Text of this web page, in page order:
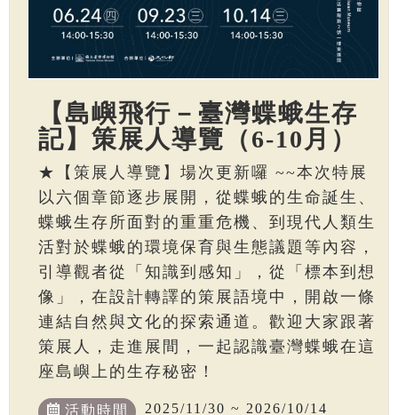
【島嶼飛行－臺灣蝶蛾生存
記】策展人導覽（6-10月）
★【策展人導覽】場次更新囉 ~~本次特展
以六個章節逐步展開，從蝶蛾的生命誕生、
蝶蛾生存所面對的重重危機、到現代人類生
活對於蝶蛾的環境保育與生態議題等內容，
引導觀者從「知識到感知」，從「標本到想
像」，在設計轉譯的策展語境中，開啟一條
連結自然與文化的探索通道。歡迎大家跟著
策展人，走進展間，一起認識臺灣蝶蛾在這
座島嶼上的生存秘密！
活動時間 2025/11/30 ~ 2026/10/14